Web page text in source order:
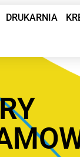
DRUKARNIA